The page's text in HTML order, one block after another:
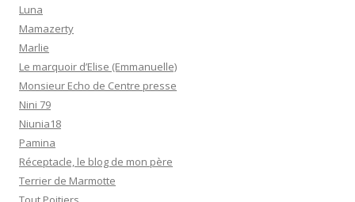
Luna
Mamazerty
Marlie
Le marquoir d’Elise (Emmanuelle)
Monsieur Echo de Centre presse
Nini 79
Niunia18
Pamina
Réceptacle, le blog de mon père
Terrier de Marmotte